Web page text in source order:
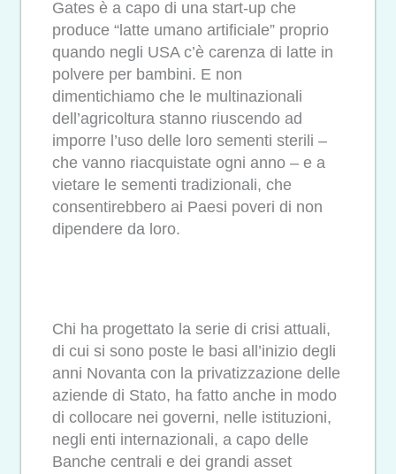
Gates è a capo di una start-up che
produce “latte umano artificiale” proprio
quando negli USA c’è carenza di latte in
polvere per bambini. E non
dimentichiamo che le multinazionali
dell’agricoltura stanno riuscendo ad
imporre l’uso delle loro sementi sterili –
che vanno riacquistate ogni anno – e a
vietare le sementi tradizionali, che
consentirebbero ai Paesi poveri di non
dipendere da loro.
Chi ha progettato la serie di crisi attuali,
di cui si sono poste le basi all’inizio degli
anni Novanta con la privatizzazione delle
aziende di Stato, ha fatto anche in modo
di collocare nei governi, nelle istituzioni,
negli enti internazionali, a capo delle
Banche centrali e dei grandi asset